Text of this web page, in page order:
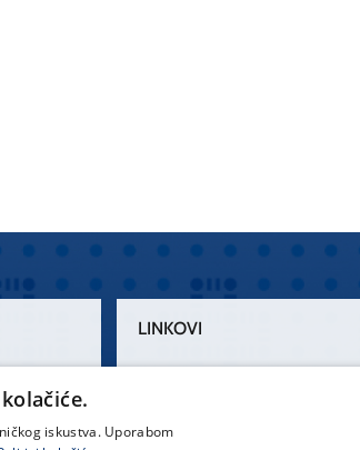
LINKOVI
iskustva. Uporabom